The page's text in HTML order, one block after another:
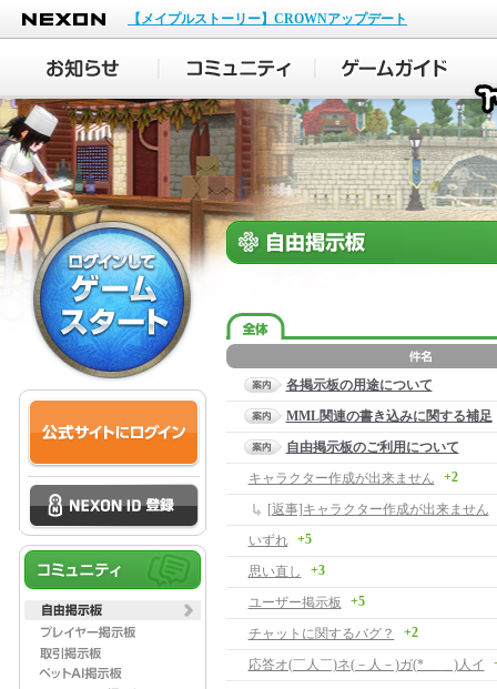
NEXON
【メイプルストーリー】CROWNアップデート
各掲示板の用途について
MML関連の書き込みに関する補足
自由掲示板のご利用について
キャラクター作成が出来ません
+2
[返事]キャラクター作成が出来ません
いずれ
+5
思い直し +3
ユーザー掲示板 +5
チャットに関するバグ？ +2
応答オ(￣人￣)ネ(－人－)ガ(*＿ ＿)人イ